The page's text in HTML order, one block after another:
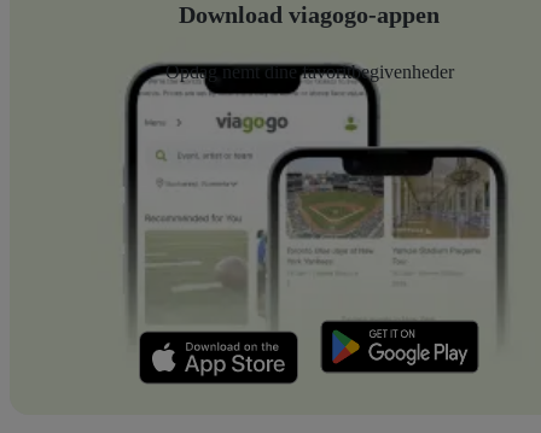
Download viagogo-appen
Opdag nemt dine favoritbegivenheder